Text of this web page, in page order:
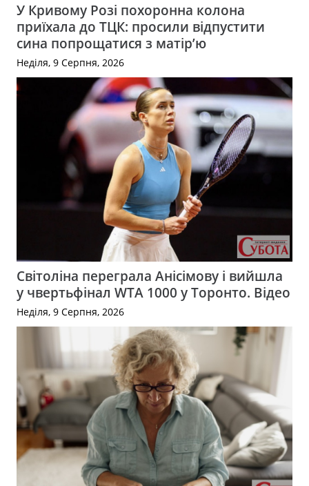
У Кривому Розі похоронна колона
приїхала до ТЦК: просили відпустити
сина попрощатися з матір’ю
Неділя, 9 Серпня, 2026
Світоліна переграла Анісімову і вийшла
у чвертьфінал WTA 1000 у Торонто. Відео
Неділя, 9 Серпня, 2026